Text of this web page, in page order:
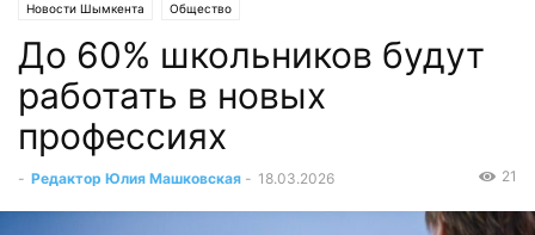
Новости Шымкента Общество
До 60% школьников будут
работать в новых
профессиях
- Редактор Юлия Машковская - 18.03.2026 21